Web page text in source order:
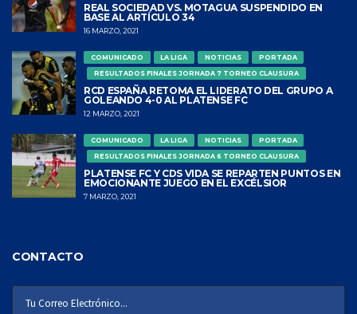
REAL SOCIEDAD VS. MOTAGUA SUSPENDIDO EN
BASE AL ARTÍCULO 34
16 MARZO, 2021
COMUNICADO LA LIGA NOTICIAS
PORTADA
RESULTADOS FINALES JORNADA 7 TORNEO CLAUSURA
RCD ESPAÑA RETOMA EL LIDERATO DEL GRUPO A
GOLEANDO 4-0 AL PLATENSE FC
12 MARZO, 2021
COMUNICADO LA LIGA NOTICIAS
PORTADA
RESULTADOS FINALES JORNADA 6 TORNEO CLAUSURA
PLATENSE FC Y CDS VIDA SE REPARTEN PUNTOS EN
EMOCIONANTE JUEGO EN EL EXCÉLSIOR
7 MARZO, 2021
CONTACTO